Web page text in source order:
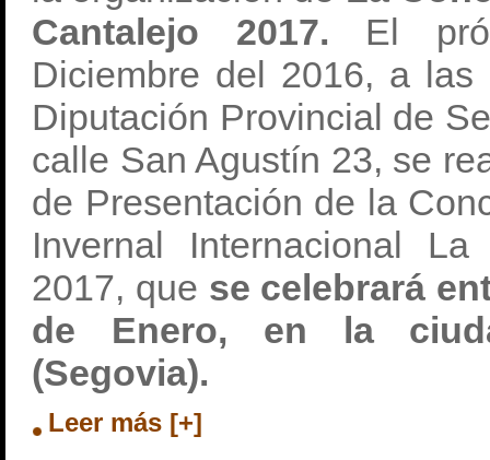
Cantalejo 2017. El
Diciembre del 2016, a
Diputación Provincial de
calle San Agustín 23, se
de Presentación de la
Invernal Internacional
2017, que se celebrará
de Enero, en la
(Segovia).
Leer más [+]